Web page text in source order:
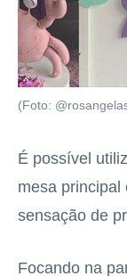
(Foto:
É possível
mesa principal
sensação de
Focando na